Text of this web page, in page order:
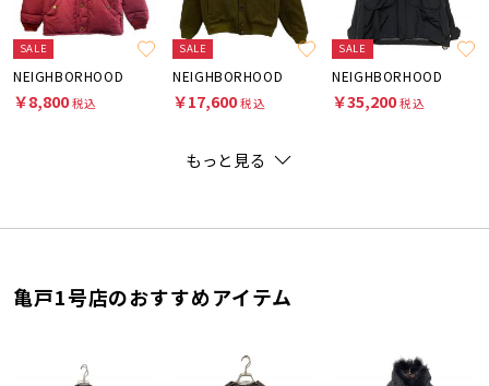
SALE
NEIGHBORHOOD
￥8,800税込
SALE
NEIGHBORHOOD
￥17,600税込
SALE
NEIGHBORHOOD
￥35,200税込
もっと見る
亀戸1号店のおすすめアイテム